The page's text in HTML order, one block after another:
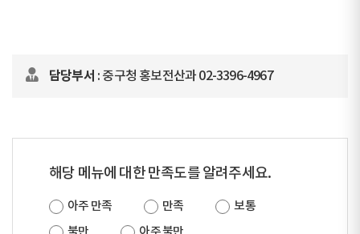
담당부서 : 중구청 홍보전산과 02-3396-4967
해당 메뉴에 대한 만족도를 알려주세요.
아주 만족 만족
보통